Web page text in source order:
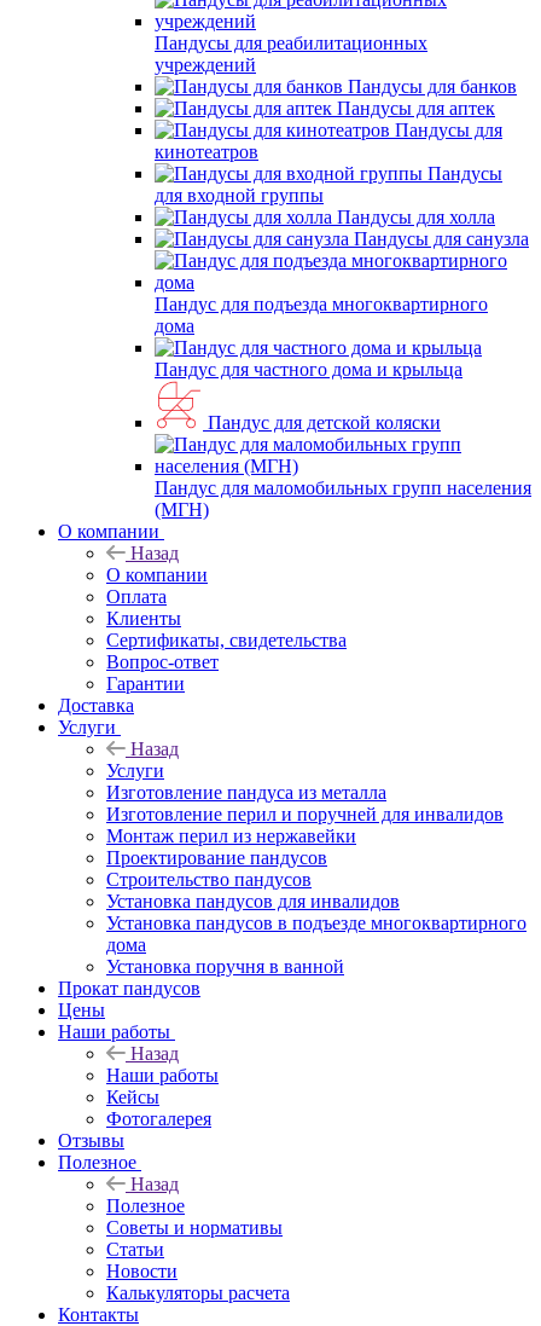
Пандусы для реабилитационных
учреждений
Пандусы для банков
Пандусы для аптек
Пандусы для
кинотеатров
Пандусы
для входной группы
Пандусы для холла
Пандусы для санузла
Пандус для подъезда многоквартирного
дома
Пандус для частного дома и крыльца
Пандус для детской коляски
Пандус для маломобильных групп населения
(МГН)
О компании
Назад
О компании
Оплата
Клиенты
Сертификаты, свидетельства
Вопрос-ответ
Гарантии
Доставка
Услуги
Назад
Услуги
Изготовление пандуса из металла
Изготовление перил и поручней для инвалидов
Монтаж перил из нержавейки
Проектирование пандусов
Строительство пандусов
Установка пандусов для инвалидов
Установка пандусов в подъезде многоквартирного
дома
Установка поручня в ванной
Прокат пандусов
Цены
Наши работы
Назад
Наши работы
Кейсы
Фотогалерея
Отзывы
Полезное
Назад
Полезное
Советы и нормативы
Статьи
Новости
Калькуляторы расчета
Контакты